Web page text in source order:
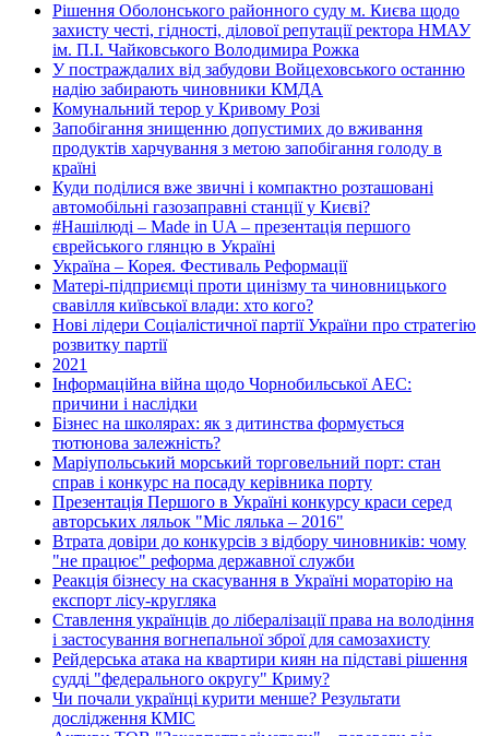
Рішення Оболонського районного суду м. Києва щодо
захисту честі, гідності, ділової репутації ректора НМАУ
ім. П.І. Чайковського Володимира Рожка
У постраждалих від забудови Войцеховського останню
надію забирають чиновники КМДА
Комунальний терор у Кривому Розі
Запобігання знищенню допустимих до вживання
продуктів харчування з метою запобігання голоду в
країні
Куди поділися вже звичні і компактно розташовані
автомобільні газозаправні станції у Києві?
#Нашілюді – Made in UA – презентація першого
єврейського глянцю в Україні
Україна – Корея. Фестиваль Реформації
Матері-підприємці проти цинізму та чиновницького
свавілля київської влади: хто кого?
Нові лідери Соціалістичної партії України про стратегію
розвитку партії
2021
Інформаційна війна щодо Чорнобильської АЕС:
причини і наслідки
Бізнес на школярах: як з дитинства формується
тютюнова залежність?
Маріупольський морський торговельний порт: стан
справ і конкурс на посаду керівника порту
Презентація Першого в Україні конкурсу краси серед
авторських ляльок "Міс лялька – 2016"
Втрата довіри до конкурсів з відбору чиновників: чому
"не працює" реформа державної служби
Реакція бізнесу на скасування в Україні мораторію на
експорт лісу-кругляка
Ставлення українців до лібералізації права на володіння
і застосування вогнепальної зброї для самозахисту
Рейдерська атака на квартири киян на підставі рішення
судді "федерального округу" Криму?
Чи почали українці курити менше? Результати
дослідження КМІС